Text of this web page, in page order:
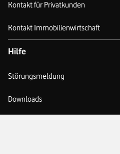
Kontakt für Privatkunden
Kontakt Immobilienwirtschaft
Hilfe
Störungsmeldung
Downloads